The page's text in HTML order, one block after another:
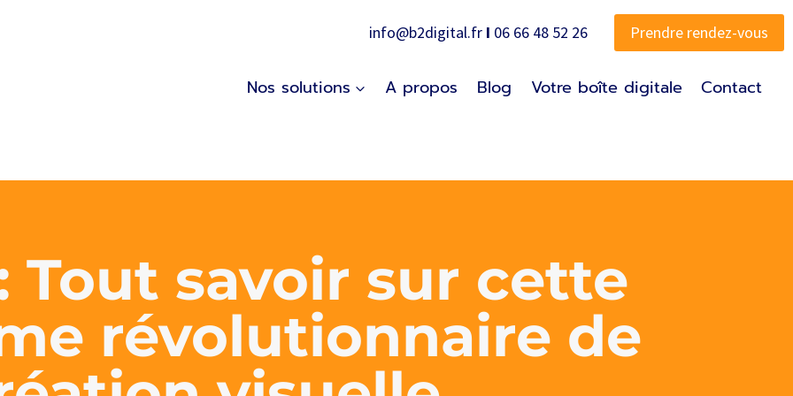
info@b2digital.fr I 06 66 48 52 26 Prendre rendez-vous
Nos solutions A propos Blog Votre boîte digitale Contact
Tout savoir sur cette
révolutionnaire de